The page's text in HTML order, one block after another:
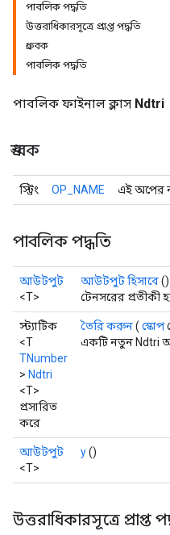
পাবলিক পদ্ধতি
উত্তরাধিকারসূত্রে প্রাপ্ত পদ্ধতি
ধ্রুবক
পাবলিক পদ্ধতি
পাবলিক ফাইনাল ক্লাস Ndtri
ধ্রুবক
স্ট্রিং OP_NAME এই অপের
পাবলিক পদ্ধতি
আউটপুট
<T>
আউটপুট হিসাবে()
টেনসরের প্রতীকী
স্ট্যাটিক
<T
TNumber
> Ndtri
<T>
প্রসারিত
করে
তৈরি করুন( স্কোপ
একটি নতুন Ndtri
আউটপুট
<T>
y()
উত্তরাধিকারসূত্রে প্রাপ্ত